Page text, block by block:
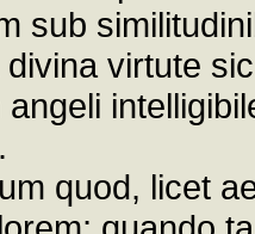
sub
virtute
quod, licet